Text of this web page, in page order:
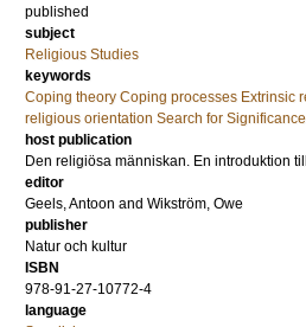
published
subject
Religious Studies
keywords
Coping theory Coping processes Extrinsic
religious orientation Search for Significance
host publication
Den religiösa människan. En introduktion
editor
Geels, Antoon and Wikström, Owe
publisher
Natur och kultur
ISBN
978-91-27-10772-4
language